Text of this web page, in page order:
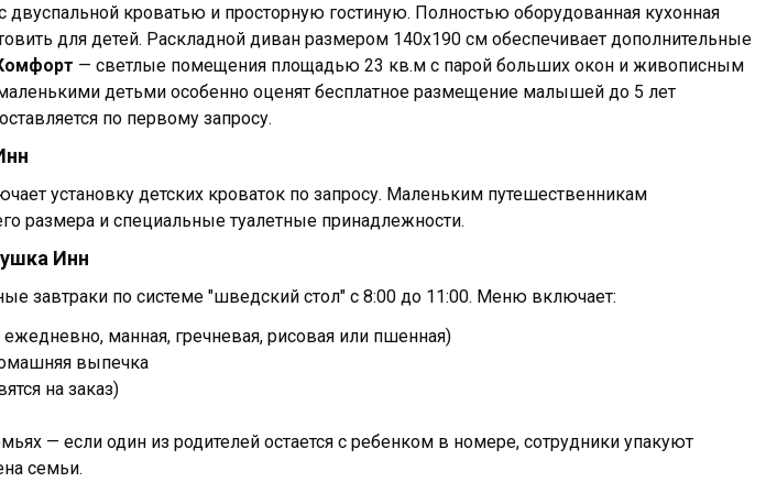
кроватью и просторную гостиную. Полностью оборудованная кухонная
для детей. Раскладной диван размером 140х190 см обеспечивает дополнительные
— светлые помещения площадью 23 кв.м с парой больших окон и живописным
детьми особенно оценят бесплатное размещение малышей до 5 лет
по первому запросу.
установку детских кроваток по запросу. Маленьким путешественникам
размера и специальные туалетные принадлежности.
Инн
завтраки по системе "шведский стол" с 8:00 до 11:00. Меню включает:
манная, гречневая, рисовая или пшенная)
выпечка
на заказ)
— если один из родителей остается с ребенком в номере, сотрудники упакуют
семьи.